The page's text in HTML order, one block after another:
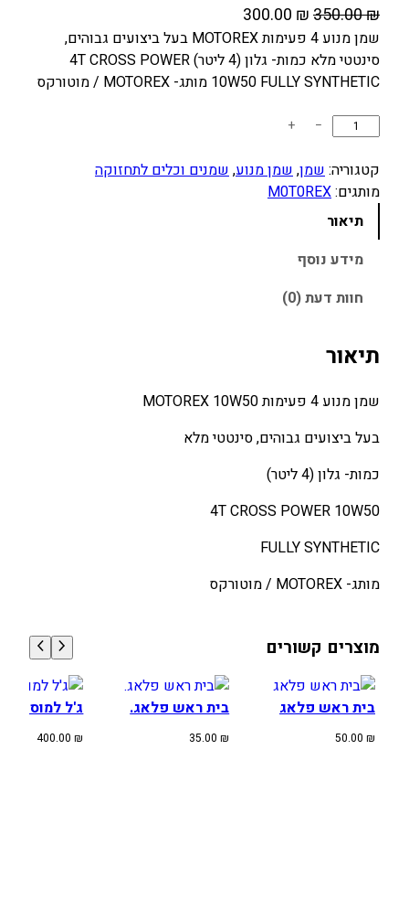
350.00₪
ה
מ
ח
י
מ
ק
י
י
5
0
0
0
₪
.
300.00 ₪
מ
ח
י
נ
0
0
0
.
שמן מנוע 4 פעימות MOTOREX בעל ביצועים גבוהים,
סינטטי מלא כמות- גלון (4 ליטר) 4T CROSS POWER
10W50 FULLY SYNTHETIC מותג- MOTOREX / מוטורקס
ו
ת
ל
ו
4
פ
י
ו
ת
O
R
E
X
1
0
−
+
קטגוריה: שמן, שמן מנוע, שמנים וכלים לתחזוקה
מותגים:M0T0REX
תיאור
מידע נוסף
חוות דעת (0)
תיאור
שמן מנוע 4 פעימות MOTOREX 10W50
בעל ביצועים גבוהים, סינטטי מלא
כמות- גלון (4 ליטר)
4T CROSS POWER 10W50
FULLY SYNTHETIC
מותג- MOTOREX / מוטורקס
מוצרים קשורים
בית ראש פלאג
50.00 ₪
בית ראש פלאג.
35.00₪
ג'ל למוס MITAS 1KG
400.00₪